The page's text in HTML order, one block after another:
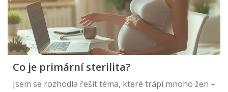
Co je primární sterilita?
Jsem se rozhodla řešit téma, které trápí mnoho žen –